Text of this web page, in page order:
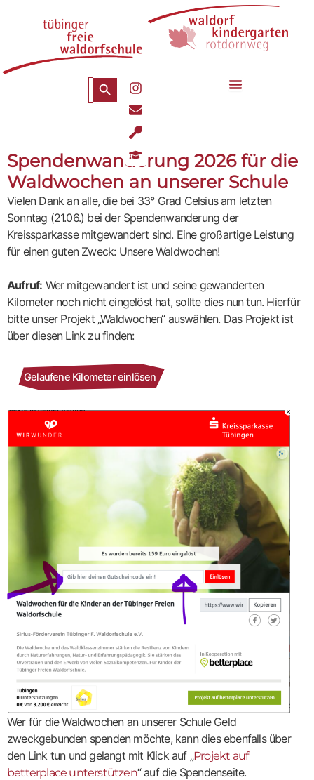
springen
Search
for:
Search Button
I
n
s
t
a
g
r
a
m
E
n
v
l
o
p
e
U
t
e
n
s
i
l
-
s
p
o
n
G
r
a
d
u
a
t
i
o
-
c
a
p
Spendenwanderung 2026 für die
Waldwochen an unserer Schule
Vielen Dank an alle, die bei 33° Grad Celsius am letzten
Sonntag (21.06.) bei der Spendenwanderung der
Kreissparkasse mitgewandert sind. Eine großartige Leistung
für einen guten Zweck: Unsere Waldwochen!
Aufruf: Wer mitgewandert ist und seine gewanderten
Kilometer noch nicht eingelöst hat, sollte dies nun tun. Hierfür
bitte unser Projekt „Waldwochen“ auswählen. Das Projekt ist
über diesen Link zu finden:
Gelaufene Kilometer einlösen
Wer für die Waldwochen an unserer Schule Geld
zweckgebunden spenden möchte, kann dies ebenfalls über
den Link tun und gelangt mit Klick auf „Projekt auf
betterplace unterstützen“ auf die Spendenseite.